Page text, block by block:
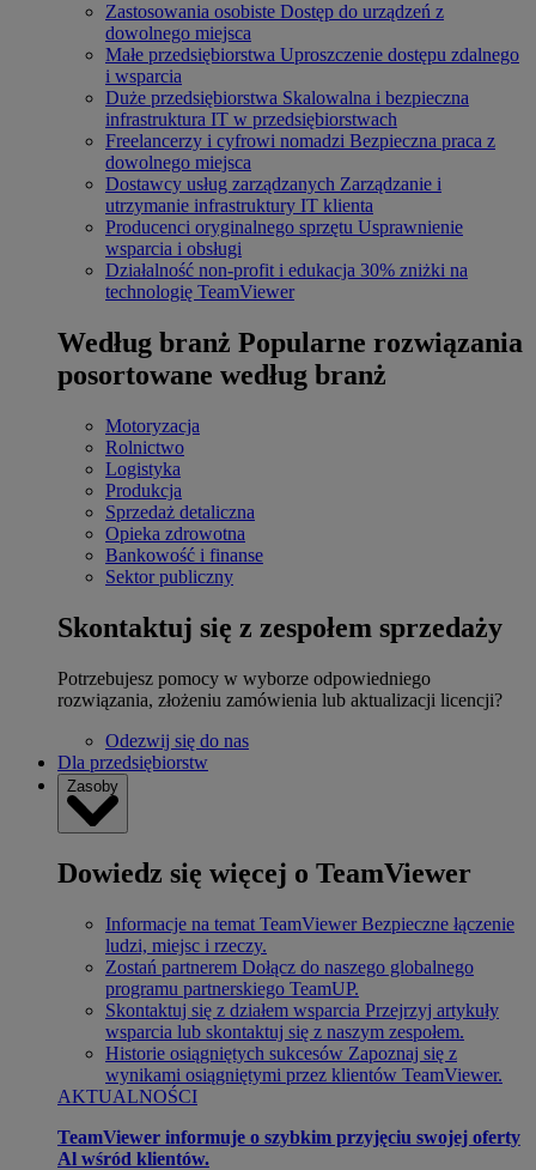
Zastosowania osobiste Dostęp do urządzeń z
dowolnego miejsca
Małe przedsiębiorstwa Uproszczenie dostępu zdalnego
i wsparcia
Duże przedsiębiorstwa Skalowalna i bezpieczna
infrastruktura IT w przedsiębiorstwach
Freelancerzy i cyfrowi nomadzi Bezpieczna praca z
dowolnego miejsca
Dostawcy usług zarządzanych Zarządzanie i
utrzymanie infrastruktury IT klienta
Producenci oryginalnego sprzętu Usprawnienie
wsparcia i obsługi
Działalność non-profit i edukacja 30% zniżki na
technologię TeamViewer
Według branż Popularne rozwiązania
posortowane według branż
Motoryzacja
Rolnictwo
Logistyka
Produkcja
Sprzedaż detaliczna
Opieka zdrowotna
Bankowość i finanse
Sektor publiczny
Skontaktuj się z zespołem sprzedaży
Potrzebujesz pomocy w wyborze odpowiedniego
rozwiązania, złożeniu zamówienia lub aktualizacji licencji?
Odezwij się do nas
Dla przedsiębiorstw
Zasoby
Dowiedz się więcej o TeamViewer
Informacje na temat TeamViewer Bezpieczne łączenie
ludzi, miejsc i rzeczy.
Zostań partnerem Dołącz do naszego globalnego
programu partnerskiego TeamUP.
Skontaktuj się z działem wsparcia Przejrzyj artykuły
wsparcia lub skontaktuj się z naszym zespołem.
Historie osiągniętych sukcesów Zapoznaj się z
wynikami osiągniętymi przez klientów TeamViewer.
AKTUALNOŚCI
TeamViewer informuje o szybkim przyjęciu swojej oferty
Al wśród klientów.